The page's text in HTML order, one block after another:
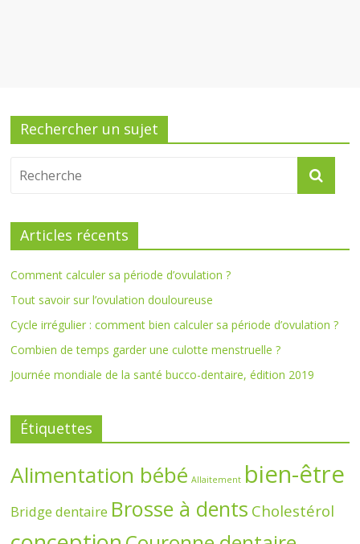
Rechercher un sujet
Articles récents
Comment calculer sa période d’ovulation ?
Tout savoir sur l’ovulation douloureuse
Cycle irrégulier : comment bien calculer sa période d’ovulation ?
Combien de temps garder une culotte menstruelle ?
Journée mondiale de la santé bucco-dentaire, édition 2019
Étiquettes
Alimentation bébé Allaitement bien-être
Bridge dentaire Brosse à dents Cholestérol